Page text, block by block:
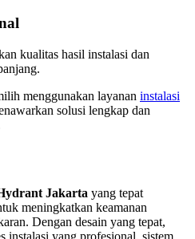
kualitas hasil instalasi dan
menggunakan layanan instalasi
solusi lengkap dan
Jakarta yang tepat
meningkatkan keamanan
Dengan desain yang tepat,
instalasi yang profesional, sistem